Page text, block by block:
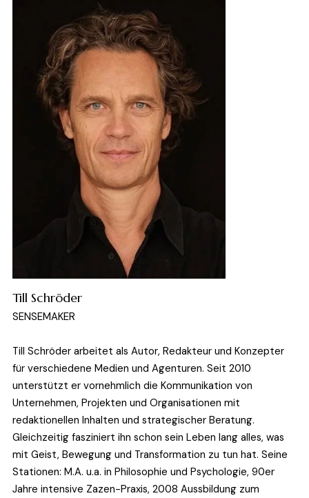
Till Schröder
SENSEMAKER
Till Schröder arbeitet als Autor, Redakteur und Konzepter
für verschiedene Medien und Agenturen. Seit 2010
unterstützt er vornehmlich die Kommunikation von
Unternehmen, Projekten und Organisationen mit
redaktionellen Inhalten und strategischer Beratung.
Gleichzeitig fasziniert ihn schon sein Leben lang alles, was
mit Geist, Bewegung und Transformation zu tun hat. Seine
Stationen: M.A. u.a. in Philosophie und Psychologie, 90er
Jahre intensive Zazen-Praxis, 2008 Aussbildung zum